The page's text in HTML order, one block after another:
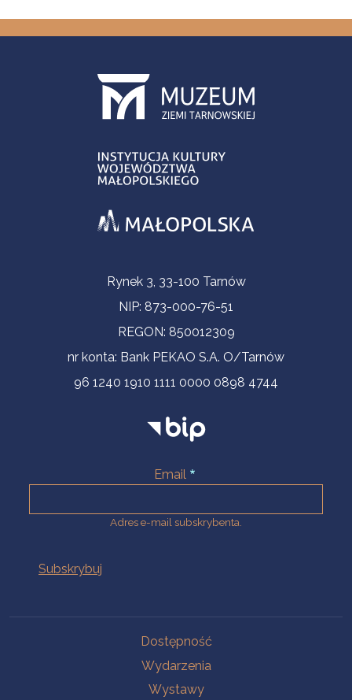
Informacje kontaktoweRynek 3, 33-100 Tarnów
NIP: 873-000-76-51
REGON: 850012309
nr konta: Bank PEKAO S.A. O/Tarnów
96 1240 1910 1111 0000 0898 4744
Email
Adres e-mail subskrybenta.
Dostępność
Wydarzenia
Wystawy